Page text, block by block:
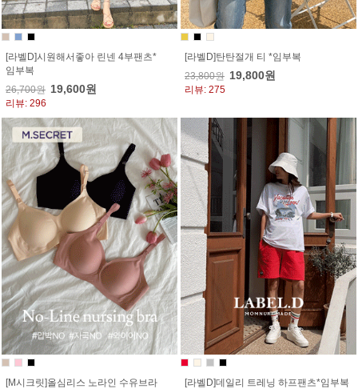
[라벨D]시원해서좋아 린넨 4부팬츠*
임부복
26,700원 19,600원
리뷰: 296
[라벨D]탄탄절개 티 *임부복
23,800원 19,800원
리뷰: 275
[M시크릿]올심리스 노라인 수유브라
[라벨D]데일리 트레닝 하프팬츠*임부복